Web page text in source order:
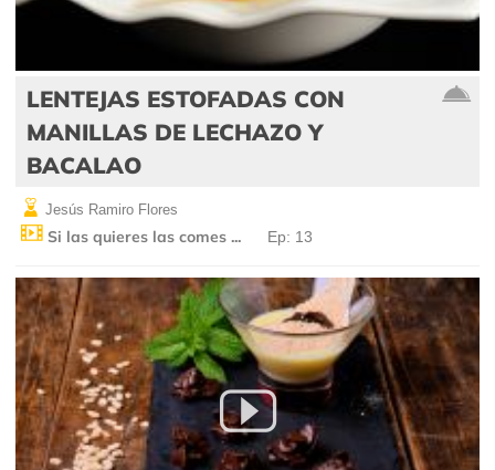
LENTEJAS ESTOFADAS CON
MANILLAS DE LECHAZO Y
BACALAO
Jesús Ramiro Flores
Si las quieres las comes ... Ep: 13